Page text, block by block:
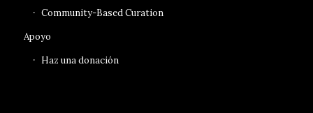
Community-Based Curation
Apoyo
Haz una donación